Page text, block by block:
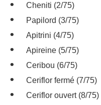
Cheniti (2/75)
Papilord (3/75)
Apitrini (4/75)
Apireine (5/75)
Ceribou (6/75)
Ceriflor fermé (7/75)
Ceriflor ouvert (8/75)